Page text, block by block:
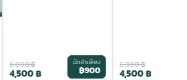
6,000฿
4,500฿
มัดจำเพียง
฿900 6,000฿
4,500฿